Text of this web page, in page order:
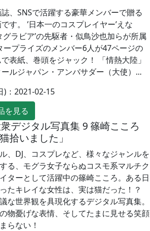
、SNSで活躍する豪華メンバーで贈る
す。 ’日本一のコスプレイヤー’えな
グラビア’の先駆者・似鳥沙也加らが所属
ープライズのメンバー6人が47ページの
表紙、巻頭をジャック！ 「情熱大陸」
ルジャパン・アンバサダー（大使）...
)：2021-02-15
を見る
衆デジタル写真集 9 篠崎こころ
猫拾いました」
、DJ、コスプレなど、様々なジャンルを
る、モグラ女子ならぬコスモ系マルチク
ターとして活躍中の篠崎こころ。ある日
たキレイな女性は、実は猫だった！？
な世界観を具現化するデジタル写真集。
物憂げな表情、そしてたまに見せる笑顔
らない！